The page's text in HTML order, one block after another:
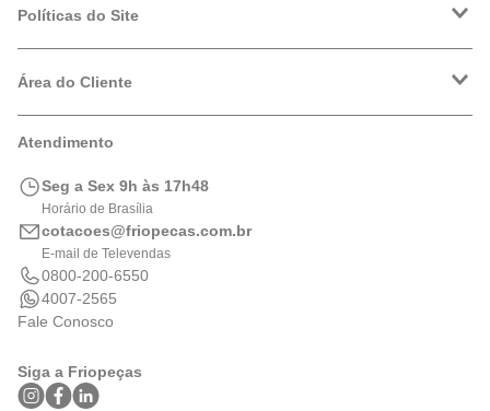
Trabalhe Conosco
Políticas do Site
Política de Privacidade
Logística
Área do Cliente
Meus Pedidos
Portal de Boletos
Atendimento
Seg a Sex 9h às 17h48
Horário de Brasília
cotacoes@friopecas.com.br
E-mail de Televendas
0800-200-6550
4007-2565
Fale Conosco
Siga a Friopeças